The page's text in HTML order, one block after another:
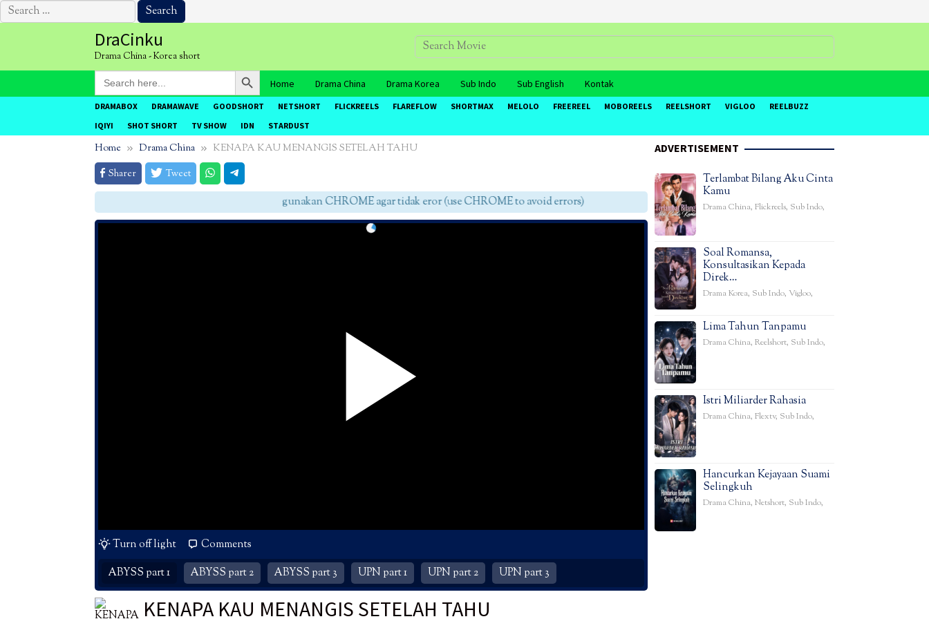
Search
for:
DraCinku
Drama China - Korea short
Search
for:
Search Button
Home Drama China Drama Korea Sub Indo Sub English Kontak
DRAMABOX DRAMAWAVE GOODSHORT NETSHORT FLICKREELS FLAREFLOW SHORTMAX MELOLO FREEREEL MOBOREELS REELSHORT VIGLOO
REELBUZZ
IQIYI
SHOT SHORT TV SHOW IDN STARDUST
Home Drama China
KENAPA KAU MENANGIS SETELAH TAHU
Sharer
Tweet
gunakan CHROME agar tidak eror (use CHROME to avoid errors)
Turn off light
Comments
ABYSS part 1
ABYSS part 2 ABYSS part 3 UPN part 1 UPN part 2 UPN part 3
KENAPA KAU MENANGIS SETELAH TAHU
ADVERTISEMENT
Terlambat Bilang Aku Cinta
Kamu
Drama China, Flickreels, Sub Indo,
Soal Romansa,
Konsultasikan Kepada
Direk…
Drama Korea, Sub Indo, Vigloo,
Lima Tahun Tanpamu
Drama China, Reelshort, Sub Indo,
Istri Miliarder Rahasia
Drama China, Flextv, Sub Indo,
Hancurkan Kejayaan Suami
Selingkuh
Drama China, Netshort, Sub Indo,